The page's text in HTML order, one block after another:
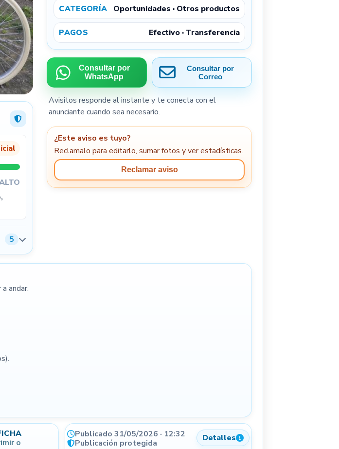
5
CATEGORÍA Oportunidades · Otros productos
PAGOS Efectivo · Transferencia
Consultar por
WhatsApp
Consultar por
Correo
Avisitos responde al instante y te conecta con el
anunciante cuando sea necesario.
¿Este aviso es tuyo?
Reclamalo para editarlo, sumar fotos y ver estadísticas.
Reclamar aviso
andar.
o
Publicado 31/05/2026 · 12:32
Publicación protegida
Detalles
Exacta
y localidad para que
una dirección exacta.